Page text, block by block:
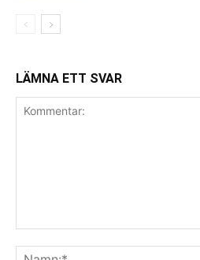
LÄMNA ETT SVAR